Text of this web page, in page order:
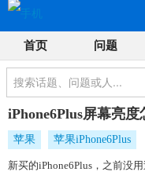
首页 问题
iPhone6Plus屏幕亮度
苹果 苹果iPhone6Plus
新买的iPhone6Plus，之前没